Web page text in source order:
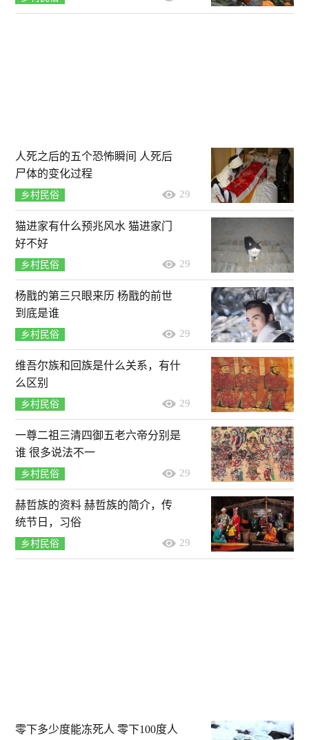
人死之后的五个恐怖瞬间 人死后
尸体的变化过程
乡村民俗 29
猫进家有什么预兆风水 猫进家门
好不好
乡村民俗 29
杨戬的第三只眼来历 杨戬的前世
到底是谁
乡村民俗 29
维吾尔族和回族是什么关系，有什
么区别
乡村民俗 29
一尊二祖三清四御五老六帝分别是
谁 很多说法不一
乡村民俗 29
赫哲族的资料 赫哲族的简介，传
统节日，习俗
乡村民俗 29
零下多少度能冻死人 零下100度人